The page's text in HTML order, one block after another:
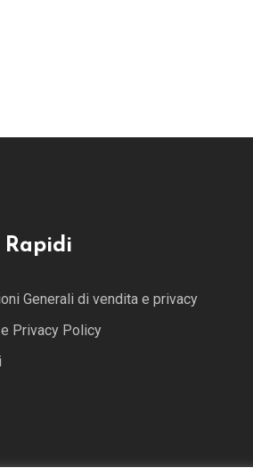
Rapidi
Generali di vendita e privacy
Privacy Policy